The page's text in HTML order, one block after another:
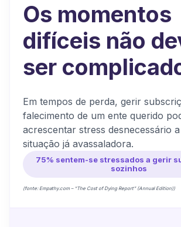
Os momentos
difíceis não
ser
Em tempos de perda, gerir
falecimento de um ente querido
acrescentar stress desnecessário
situação já avassaladora.
75% sentem-se stressados a gerir
sozinhos
(fonte: Empathy.com – “The Cost of Dying Report” (Annual Edition))